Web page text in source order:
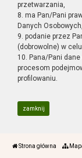
przetwarzania,
8. ma Pan/Pani
Danych Osobowych,
9. podanie przez
(dobrowolne) w
10. Pana/Pani
procesom
profilowaniu.
zamknij
Strona główna